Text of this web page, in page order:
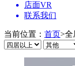
店面VR
联系我们
当前位置： 首页>全